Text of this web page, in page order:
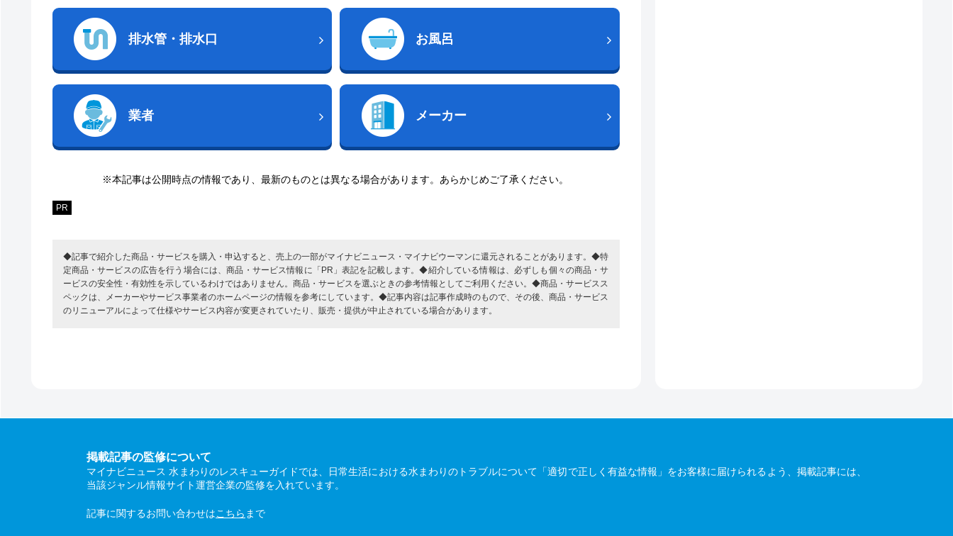
排水管・排水口 お風呂
業者 メーカー
※本記事は公開時点の情報であり、最新のものとは異なる場合があります。あらかじめご了承ください。
PR
◆記事で紹介した商品・サービスを購入・申込すると、売上の一部がマイナビニュース・マイナビウーマンに還元されることがあります。◆特
定商品・サービスの広告を行う場合には、商品・サービス情報に「PR」表記を記載します。◆紹介している情報は、必ずしも個々の商品・サ
ービスの安全性・有効性を示しているわけではありません。商品・サービスを選ぶときの参考情報としてご利用ください。◆商品・サービスス
ペックは、メーカーやサービス事業者のホームページの情報を参考にしています。◆記事内容は記事作成時のもので、その後、商品・サービス
のリニューアルによって仕様やサービス内容が変更されていたり、販売・提供が中止されている場合があります。
掲載記事の監修について
マイナビニュース 水まわりのレスキューガイドでは、日常生活における水まわりのトラブルについて「適切で正しく有益な情報」をお客様に届けられるよう、掲載記事には、
当該ジャンル情報サイト運営企業の監修を入れています。
記事に関するお問い合わせはこちら まで